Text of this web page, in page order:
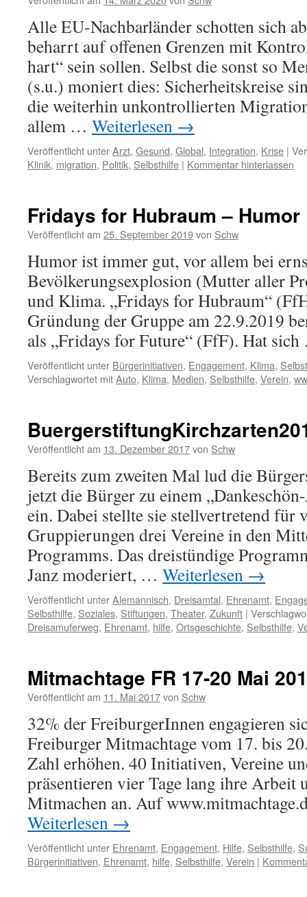
Alle EU-Nachbarländer schotten sich
beharrt auf offenen Grenzen mit
hart“ sein sollen. Selbst die sonst so
(s.u.) moniert dies: Sicherheitskreise
die weiterhin unkontrollierten
allem … Weiterlesen →
Veröffentlicht unterArzt, Gesund, Global, Integration, Krise |
Klinik, migration, Politik, Selbsthilfe | Kommentar hinterlassen
Fridays for Hubraum – Humor
Veröffentlicht am 25. September 2019von Schw
Humor ist immer gut, vor allem bei
Bevölkerungsexplosion (Mutter aller
und Klima. „Fridays for Hubraum“
Gründung der Gruppe am 22.9.2019
als „Fridays for Future“ (FfF). Hat
Veröffentlicht unter Bürgerinitiativen, Engagement, Klima,
Verschlagwortet mitAuto, Klima, Medien, Selbsthilfe, Verein,
Veröffentlicht am 13. Dezember 2017von Schw
Bereits zum zweiten Mal lud die
jetzt die Bürger zu einem
ein. Dabei stellte sie stellvertretend für
Gruppierungen drei Vereine in den
Programms. Das dreistündige
Janz moderiert, … Weiterlesen →
Veröffentlicht unterAlemannisch, Dreisamtal, Ehrenamt,
Selbsthilfe, Soziales, Stiftungen, Theater, Zukunft |
Dreisamuferweg, Ehrenamt, hilfe, Ortsgeschichte, Selbsthilfe,
Mitmachtage FR 17-20 Mai
Veröffentlicht am 11. Mai 2017von Schw
32% der FreiburgerInnen engagieren
Freiburger Mitmachtage vom 17. bis
Zahl erhöhen. 40 Initiativen, Vereine
präsentieren vier Tage lang ihre Arbeit
Mitmachen an. Auf
Weiterlesen →
Veröffentlicht unter Ehrenamt, Engagement, Hilfe, Selbsthilfe,
Bürgerinitiativen, Ehrenamt, hilfe, Selbsthilfe, Verein |